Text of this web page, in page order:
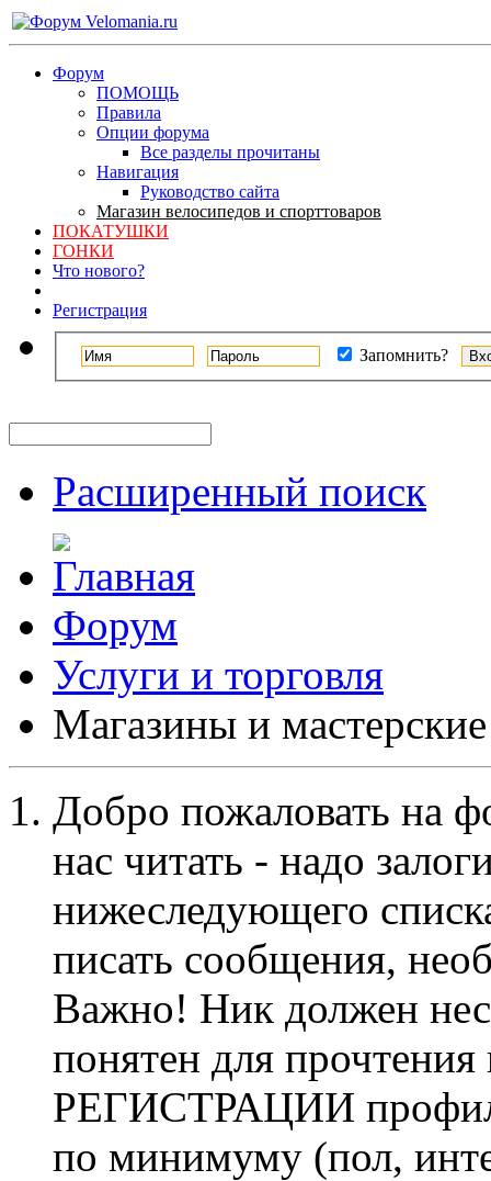
Форум
ПОМОЩЬ
Правила
Опции форума
Все разделы прочитаны
Навигация
Руководство сайта
Магазин велосипедов и спорттоваров
ПОКАТУШКИ
ГОНКИ
Что нового?
Регистрация
Запомнить?
Расширенный поиск
Форум
Услуги и торговля
Магазины и мастерские
Добро пожаловать на
нас читать - надо
нижеследующего
писать сообщения,
Важно! Ник должен
понятен для
РЕГИСТРАЦИИ профиль
по минимуму (пол,